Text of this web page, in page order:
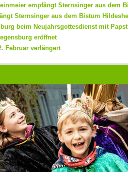
empfängt Sternsinger aus dem
Sternsinger aus dem Bistum
beim Neujahrsgottesdienst mit
eröffnet
Februar verlängert